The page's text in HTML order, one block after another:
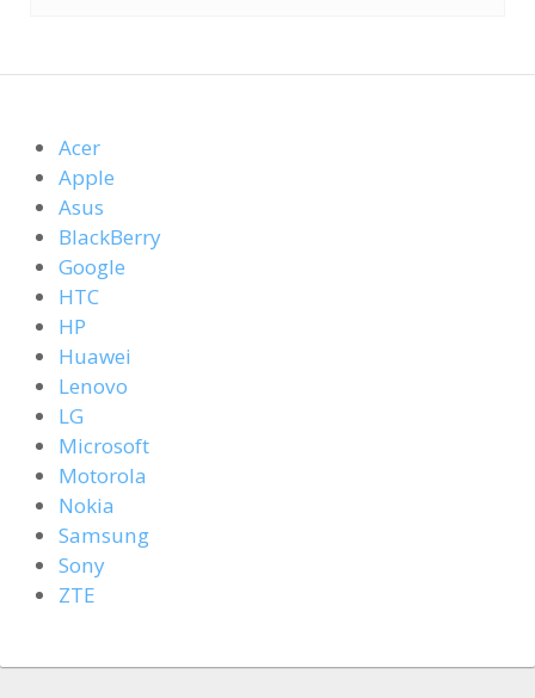
Acer
Apple
Asus
BlackBerry
Google
HTC
HP
Huawei
Lenovo
LG
Microsoft
Motorola
Nokia
Samsung
Sony
ZTE